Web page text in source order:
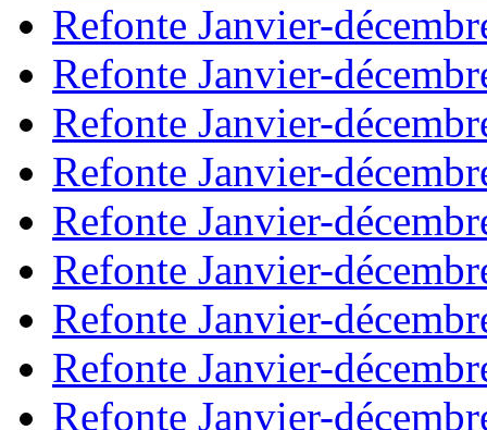
Refonte Janvier-
Refonte Janvier-
Refonte Janvier-
Refonte Janvier-
Refonte Janvier-
Refonte Janvier-
Refonte Janvier-
Refonte Janvier-
Refonte Janvier-